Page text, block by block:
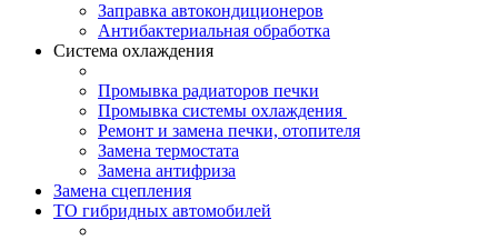
Заправка автокондиционеров
Антибактериальная обработка
Система охлаждения
Промывка радиаторов печки
Промывка системы охлаждения
Ремонт и замена печки, отопителя
Замена термостата
Замена антифриза
Замена сцепления
ТО гибридных автомобилей